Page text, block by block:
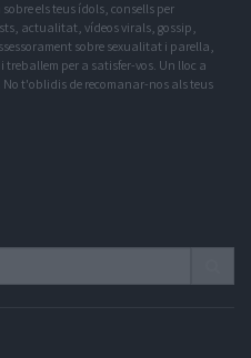
els teus ídols, consells per
actualitat, vídeos virals, gossip,
sobre sexualitat i parella,
per a satisfer-vos. Un lloc a
t'oblidis de recomanar-nos als teus